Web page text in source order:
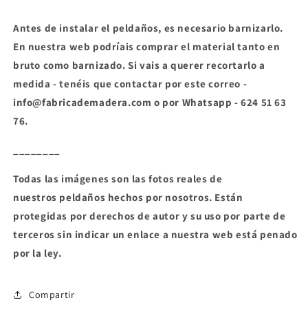
Antes de instalar el peldaños, es necesario barnizarlo.
En nuestra web podríais comprar el material tanto en
bruto como barnizado. Si vais a querer recortarlo a
medida - tenéis que contactar por este correo -
info@fabricademadera.com o por Whatsapp - 624 51 63
76.
Todas las imágenes son las fotos reales de
nuestros peldaños hechos por nosotros. Están
protegidas por derechos de autor y su uso por parte de
terceros sin indicar un enlace a nuestra web está penado
por la ley.
Compartir